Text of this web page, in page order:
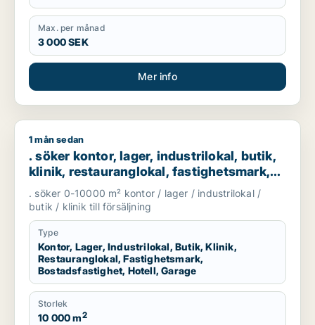
Max. per månad
3 000 SEK
Mer info
. söker kontor, lager, industrilokal, butik, klinik,
1 mån sedan
. söker kontor, lager, industrilokal, butik,
klinik, restauranglokal, fastighetsmark,
bostadsfastighet, hotell eller garage till
salu i Göteborg
. söker 0-10000 m² kontor / lager / industrilokal /
butik / klinik till försäljning
Type
Kontor, Lager, Industrilokal, Butik, Klinik,
Restauranglokal, Fastighetsmark,
Bostadsfastighet, Hotell, Garage
Storlek
10 000 m2